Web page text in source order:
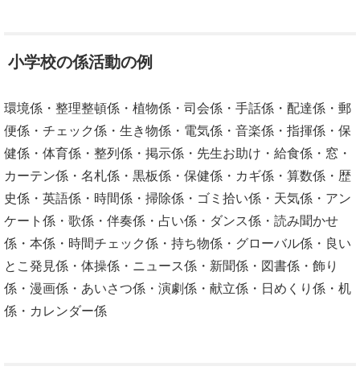
小学校の係活動の例
環境係・整理整頓係・植物係・司会係・手話係・配達係・郵
便係・チェック係・生き物係・電気係・音楽係・指揮係・保
健係・体育係・整列係・掲示係・先生お助け・給食係・窓・
カーテン係・名札係・黒板係・保健係・カギ係・算数係・歴
史係・英語係・時間係・掃除係・ゴミ拾い係・天気係・アン
ケート係・歌係・伴奏係・占い係・ダンス係・読み聞かせ
係・本係・時間チェック係・持ち物係・グローバル係・良い
とこ発見係・体操係・ニュース係・新聞係・図書係・飾り
係・漫画係・あいさつ係・演劇係・献立係・日めくり係・机
係・カレンダー係